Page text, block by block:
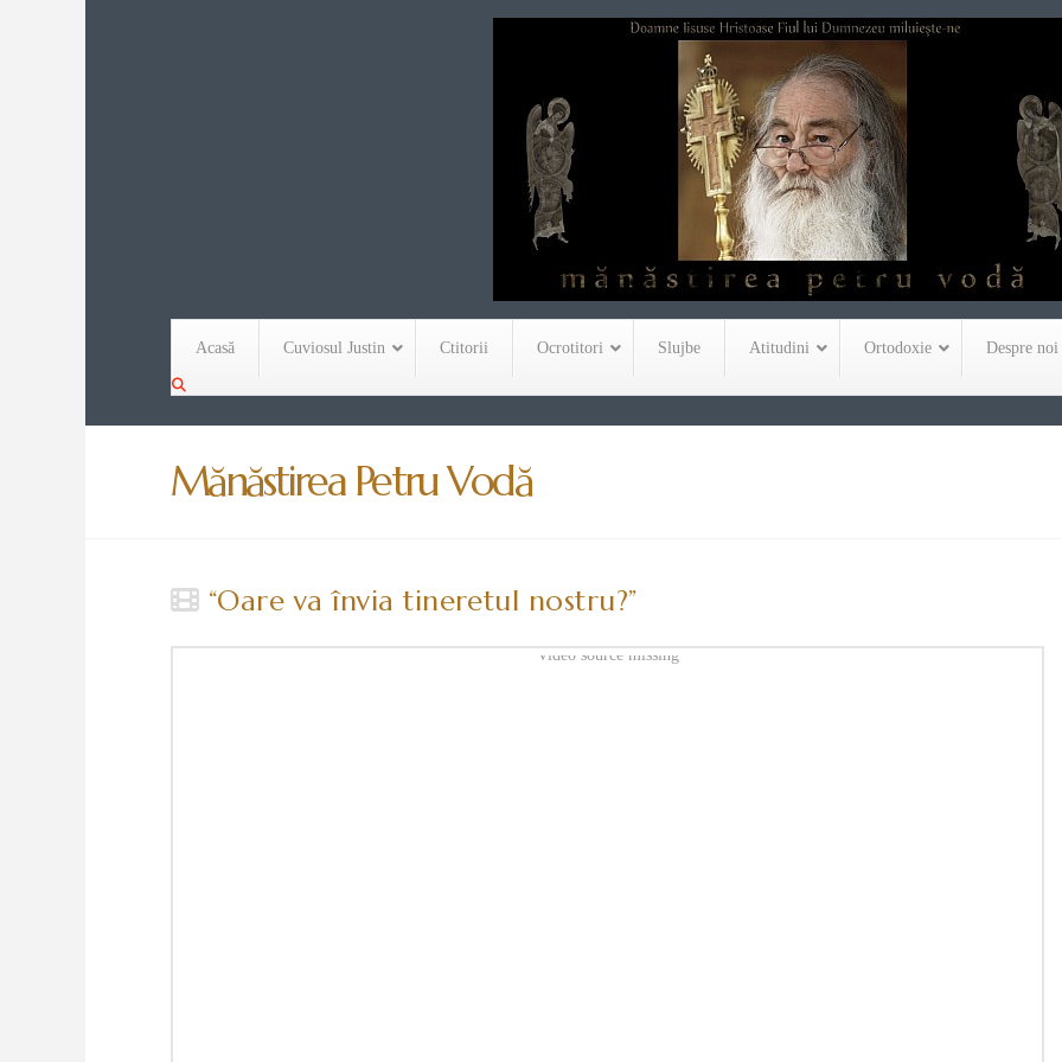
Acasă Cuviosul Justin Ctitorii Ocrotitori Slujbe Atitudini Ortodoxie Despre noi
Mănăstirea Petru Vodă
“Oare va învia tineretul nostru?”
Video source missing